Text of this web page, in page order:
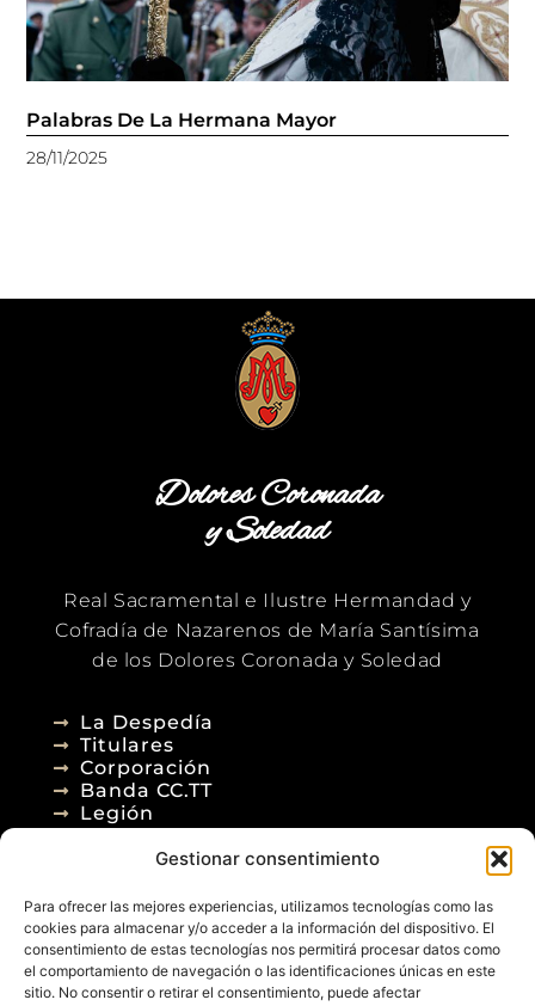
Gestionar consentimiento
Para ofrecer las mejores experiencias, utilizamos tecnologías como las
cookies para almacenar y/o acceder a la información del dispositivo. El
consentimiento de estas tecnologías nos permitirá procesar datos como
el comportamiento de navegación o las identificaciones únicas en este
sitio. No consentir o retirar el consentimiento, puede afectar
Palabras De La Hermana Mayor
28/11/2025
Dolores Coronada
y Soledad
Real Sacramental e Ilustre Hermandad y
Cofradía de Nazarenos de María Santísima
de los Dolores Coronada y Soledad
La Despedía
Titulares
Corporación
Banda CC.TT
Legión
Agenda
Contacto